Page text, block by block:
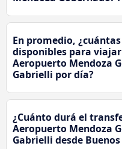
En promedio,
disponibles para
Aeropuerto Mendoza
Gabrielli por día?
¿Cuánto durá el
Aeropuerto Mendoza
Gabrielli desde